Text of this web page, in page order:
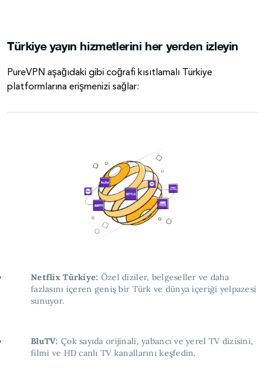
Türkiye yayın hizmetlerini her yerden izleyin
PureVPN aşağıdaki gibi coğrafi kısıtlamalı Türkiye
platformlarına erişmenizi sağlar:
Netflix Türkiye: Özel diziler, belgeseller ve daha
fazlasını içeren geniş bir Türk ve dünya içeriği yelpazesi
sunuyor.
BluTV: Çok sayıda orijinali, yabancı ve yerel TV dizisini,
filmi ve HD canlı TV kanallarını keşfedin.